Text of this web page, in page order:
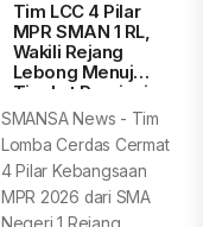
Tim LCC 4 Pilar
MPR SMAN 1 RL,
Wakili Rejang
Lebong Menuju
Tingkat Provinsi
SMANSA News - Tim
Lomba Cerdas Cermat
4 Pilar Kebangsaan
MPR 2026 dari SMA